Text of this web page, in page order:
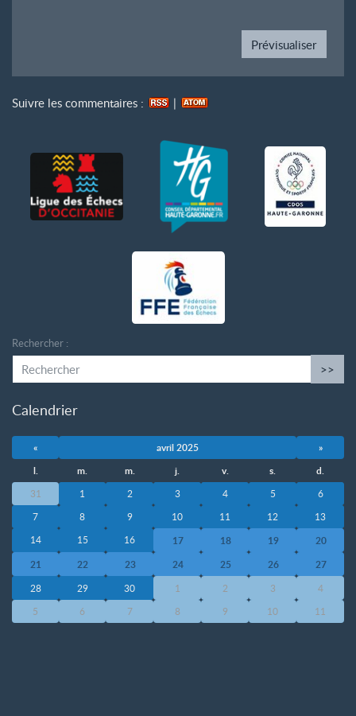
Suivre les commentaires : |
Rechercher :
>>
Calendrier
« avril 2025
»
l.
m. m. j. v. s. d.
31 1 2 3 4 5
6
7
8 9 10 11 12
13
14
15 16 17 18 19
20
21
22 23 24 25 26 27
28 29 30 1 2 3
4
5
6 7 8 9 10 11